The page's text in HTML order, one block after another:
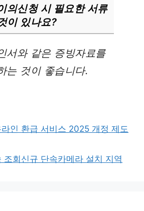
의신청 시 필요한 서류
이 있나요?
서와 같은 증빙자료를
는 것이 좋습니다.
인 환급 서비스 2025 개정 제도
조회신규 단속카메라 설치 지역